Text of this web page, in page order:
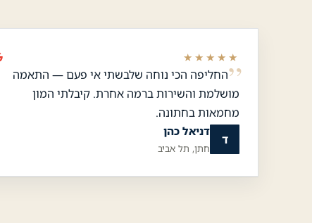
★★★★★
החליפה הכי נוחה שלבשתי אי פעם — התאמה
מושלמת והשירות ברמה אחרת. קיבלתי המון
מחמאות בחתונה.
ד
דניאל כהן
חתן, תל אביב